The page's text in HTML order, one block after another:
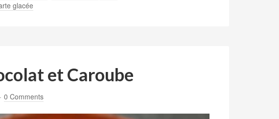
glacée
et Caroube
0 Comments